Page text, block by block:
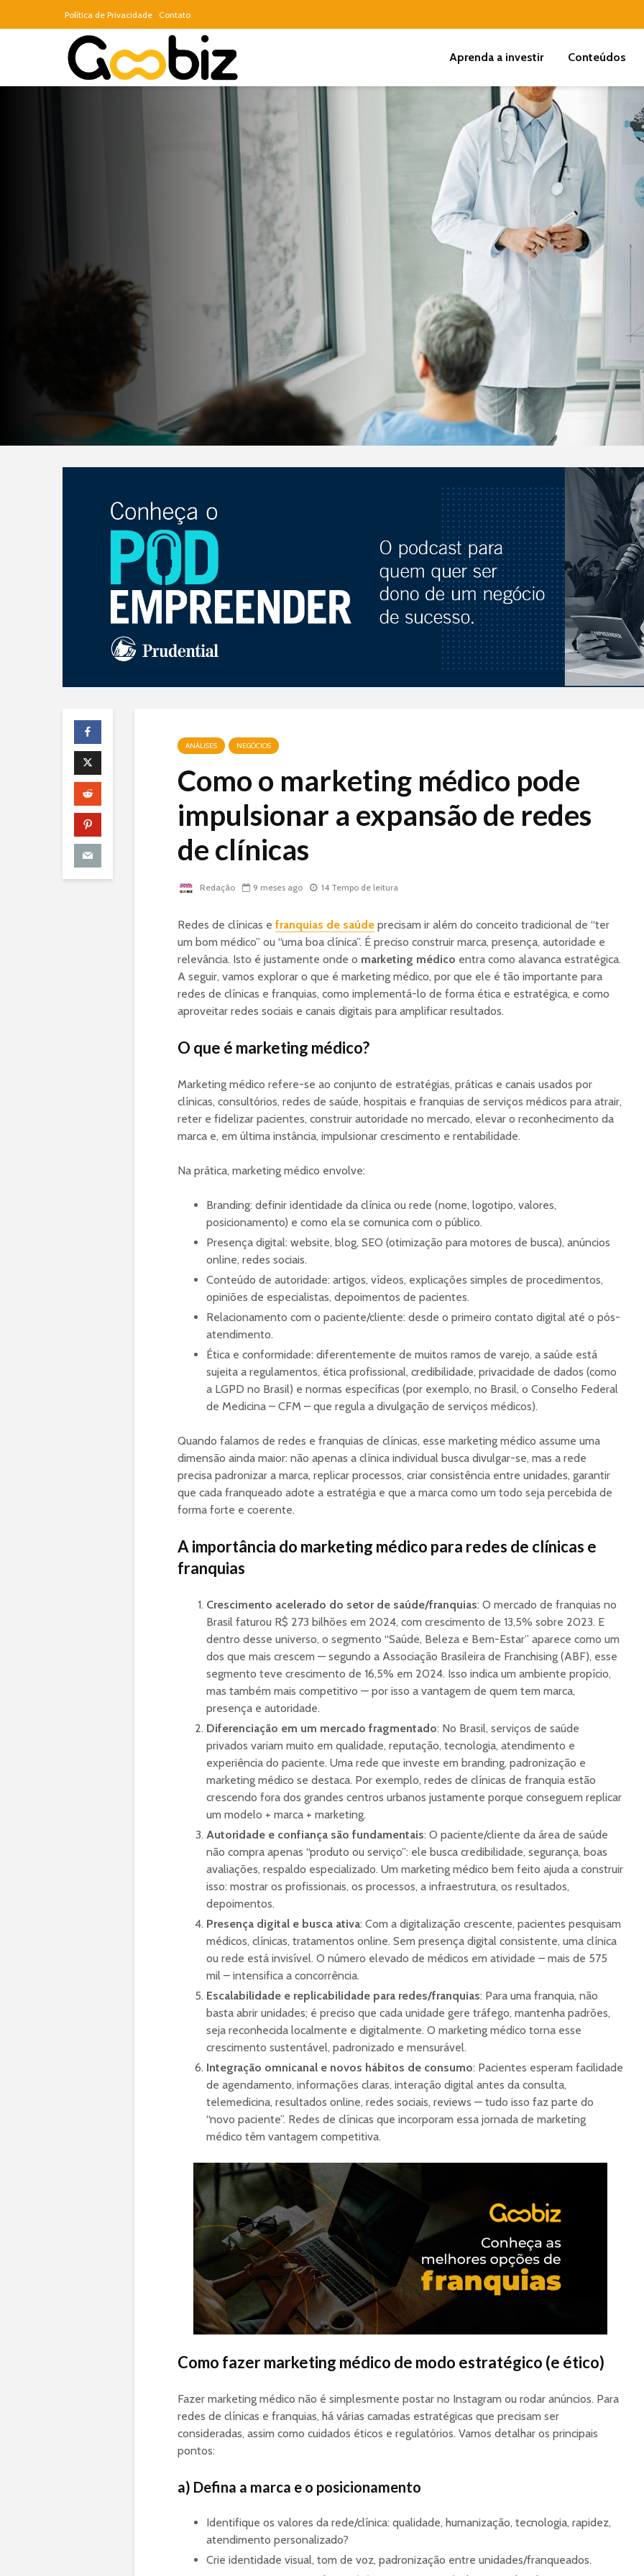
Política de Privacidade Contato
Aprenda a investir Conteúdos
ANÁLISES NEGÓCIOS
Como o marketing médico pode
impulsionar a expansão de redes
de clínicas
Redação 9 meses ago 14 Tempo de leitura
Redes de clínicas e franquias de saúde precisam ir além do conceito tradicional de “ter
um bom médico” ou “uma boa clínica”. É preciso construir marca, presença, autoridade e
relevância. Isto é justamente onde o marketing médico entra como alavanca estratégica.
A seguir, vamos explorar o que é marketing médico, por que ele é tão importante para
redes de clínicas e franquias, como implementá-lo de forma ética e estratégica, e como
aproveitar redes sociais e canais digitais para amplificar resultados.
O que é marketing médico?
Marketing médico refere-se ao conjunto de estratégias, práticas e canais usados por
clínicas, consultórios, redes de saúde, hospitais e franquias de serviços médicos para atrair,
reter e fidelizar pacientes, construir autoridade no mercado, elevar o reconhecimento da
marca e, em última instância, impulsionar crescimento e rentabilidade.
Na prática, marketing médico envolve:
Branding: definir identidade da clínica ou rede (nome, logotipo, valores,
posicionamento) e como ela se comunica com o público.
Presença digital: website, blog, SEO (otimização para motores de busca), anúncios
online, redes sociais.
Conteúdo de autoridade: artigos, vídeos, explicações simples de procedimentos,
opiniões de especialistas, depoimentos de pacientes.
Relacionamento com o paciente/cliente: desde o primeiro contato digital até o pós-
atendimento.
Ética e conformidade: diferentemente de muitos ramos de varejo, a saúde está
sujeita a regulamentos, ética profissional, credibilidade, privacidade de dados (como
a LGPD no Brasil) e normas específicas (por exemplo, no Brasil, o Conselho Federal
de Medicina – CFM – que regula a divulgação de serviços médicos).
Quando falamos de redes e franquias de clínicas, esse marketing médico assume uma
dimensão ainda maior: não apenas a clínica individual busca divulgar-se, mas a rede
precisa padronizar a marca, replicar processos, criar consistência entre unidades, garantir
que cada franqueado adote a estratégia e que a marca como um todo seja percebida de
forma forte e coerente.
A importância do marketing médico para redes de clínicas e
franquias
Crescimento acelerado do setor de saúde/franquias: O mercado de franquias no
Brasil faturou R$ 273 bilhões em 2024, com crescimento de 13,5% sobre 2023. E
dentro desse universo, o segmento “Saúde, Beleza e Bem-Estar” aparece como um
dos que mais crescem — segundo a Associação Brasileira de Franchising (ABF), esse
segmento teve crescimento de 16,5% em 2024. Isso indica um ambiente propício,
mas também mais competitivo — por isso a vantagem de quem tem marca,
presença e autoridade.
Diferenciação em um mercado fragmentado: No Brasil, serviços de saúde
privados variam muito em qualidade, reputação, tecnologia, atendimento e
experiência do paciente. Uma rede que investe em branding, padronização e
marketing médico se destaca. Por exemplo, redes de clínicas de franquia estão
crescendo fora dos grandes centros urbanos justamente porque conseguem replicar
um modelo + marca + marketing.
Autoridade e confiança são fundamentais: O paciente/cliente da área de saúde
não compra apenas “produto ou serviço”: ele busca credibilidade, segurança, boas
avaliações, respaldo especializado. Um marketing médico bem feito ajuda a construir
isso: mostrar os profissionais, os processos, a infraestrutura, os resultados,
depoimentos.
Presença digital e busca ativa: Com a digitalização crescente, pacientes pesquisam
médicos, clínicas, tratamentos online. Sem presença digital consistente, uma clínica
ou rede está invisível. O número elevado de médicos em atividade – mais de 575
mil – intensifica a concorrência.
Escalabilidade e replicabilidade para redes/franquias: Para uma franquia, não
basta abrir unidades; é preciso que cada unidade gere tráfego, mantenha padrões,
seja reconhecida localmente e digitalmente. O marketing médico torna esse
crescimento sustentável, padronizado e mensurável.
Integração omnicanal e novos hábitos de consumo: Pacientes esperam facilidade
de agendamento, informações claras, interação digital antes da consulta,
telemedicina, resultados online, redes sociais, reviews — tudo isso faz parte do
“novo paciente”. Redes de clínicas que incorporam essa jornada de marketing
médico têm vantagem competitiva.
Como fazer marketing médico de modo estratégico (e ético)
Fazer marketing médico não é simplesmente postar no Instagram ou rodar anúncios. Para
redes de clínicas e franquias, há várias camadas estratégicas que precisam ser
consideradas, assim como cuidados éticos e regulatórios. Vamos detalhar os principais
pontos:
a) Defina a marca e o posicionamento
Identifique os valores da rede/clínica: qualidade, humanização, tecnologia, rapidez,
atendimento personalizado?
Crie identidade visual, tom de voz, padronização entre unidades/franqueados.
Jundiá Sorvetes: a
franquia de uma das
maiores marcas do
país com modelo
enxuto e expansão
Case Arezzo&Co: A
Verticalização do
Calçado ao Varejo
Nacional
de lava
falta de
negócio